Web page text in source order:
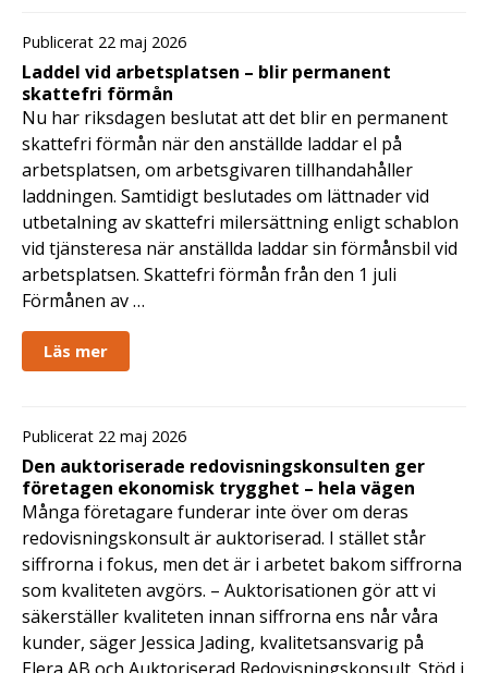
Publicerat 22 maj 2026
Laddel vid arbetsplatsen – blir permanent
skattefri förmån
Nu har riksdagen beslutat att det blir en permanent
skattefri förmån när den anställde laddar el på
arbetsplatsen, om arbetsgivaren tillhandahåller
laddningen. Samtidigt beslutades om lättnader vid
utbetalning av skattefri milersättning enligt schablon
vid tjänsteresa när anställda laddar sin förmånsbil vid
arbetsplatsen. Skattefri förmån från den 1 juli
Förmånen av …
Läs mer
Publicerat 22 maj 2026
Den auktoriserade redovisningskonsulten ger
företagen ekonomisk trygghet – hela vägen
Många företagare funderar inte över om deras
redovisningskonsult är auktoriserad. I stället står
siffrorna i fokus, men det är i arbetet bakom siffrorna
som kvaliteten avgörs. – Auktorisationen gör att vi
säkerställer kvaliteten innan siffrorna ens når våra
kunder, säger Jessica Jading, kvalitetsansvarig på